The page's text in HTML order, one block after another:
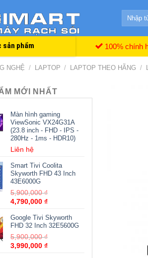
Search
sản phẩm 100% chính
NGHỆ / LAPTOP / LAPTOP THEO HÃNG /
MỚI NHẤT
Màn hình gaming
ViewSonic VX24G31A
(23.8 inch - FHD - IPS -
280Hz - 1ms - HDR10)
Liên hệ
Smart Tivi Coolita
Skyworth FHD 43 Inch
43E6000G
5,900,000₫
4,790,000 ₫
Google Tivi Skyworth
FHD 32 Inch 32E5600G
5,900,000₫
3,990,000 ₫